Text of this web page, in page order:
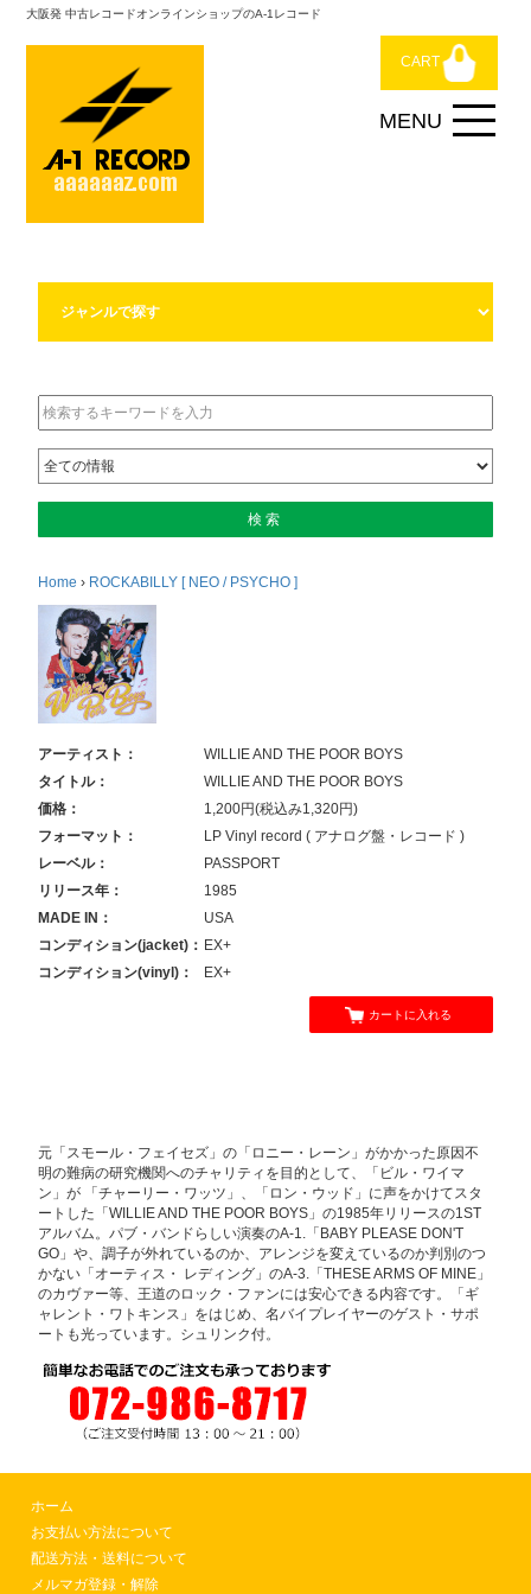
大阪発 中古レコードオンラインショップのA-1レコード
CART
Home › ROCKABILLY [ NEO / PSYCHO ]
アーティスト：
WILLIE AND THE POOR BOYS
タイトル：
WILLIE AND THE POOR BOYS
価格：
1,200円(税込み1,320円)
フォーマット：
LP Vinyl record ( アナログ盤・レコード )
レーベル：
PASSPORT
リリース年：
1985
MADE IN：
USA
コンディション(jacket)： EX+
コンディション(vinyl)：
EX+
カートに入れる
元「スモール・フェイセズ」の「ロニー・レーン」がかかった原因不
明の難病の研究機関へのチャリティを目的として、「ビル・ワイマ
ン」が 「チャーリー・ワッツ」、「ロン・ウッド」に声をかけてスタ
ートした「WILLIE AND THE POOR BOYS」の1985年リリースの1ST
アルバム。パブ・バンドらしい演奏のA-1.「BABY PLEASE DON'T
GO」や、調子が外れているのか、アレンジを変えているのか判別のつ
かない「オーティス・ レディング」のA-3.「THESE ARMS OF MINE」
のカヴァー等、王道のロック・ファンには安心できる内容です。「ギ
ャレント・ワトキンス」をはじめ、名バイプレイヤーのゲスト・サポ
ートも光っています。シュリンク付。
ホーム
お支払い方法について
配送方法・送料について
メルマガ登録・解除